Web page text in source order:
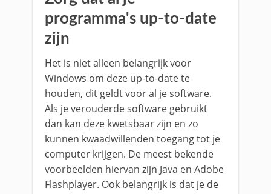
programma's up-to-date
zijn
Het is niet alleen belangrijk voor
Windows om deze up-to-date te
houden, dit geldt voor al je software.
Als je verouderde software gebruikt
dan kan deze kwetsbaar zijn en zo
kunnen kwaadwillenden toegang tot je
computer krijgen. De meest bekende
voorbeelden hiervan zijn Java en Adobe
Flashplayer. Ook belangrijk is dat je de